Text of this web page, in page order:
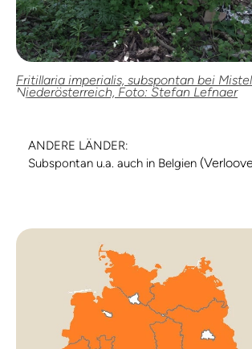
Fritillaria imperialis, subspontan bei
Niederösterreich, Foto: Stefan Lefnaer
ANDERE LÄNDER:
Subspontan u.a. auch in Belgien